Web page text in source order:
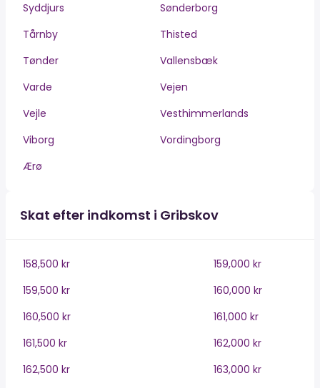
Syddjurs
Sønderborg
Tårnby
Thisted
Tønder
Vallensbæk
Varde
Vejen
Vejle
Vesthimmerlands
Viborg
Vordingborg
Ærø
Skat efter indkomst i Gribskov
158,500 kr
159,000 kr
159,500 kr
160,000 kr
160,500 kr
161,000 kr
161,500 kr
162,000 kr
162,500 kr
163,000 kr